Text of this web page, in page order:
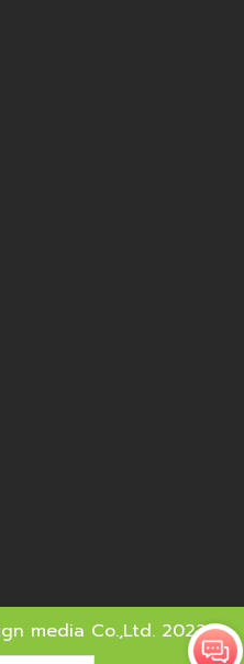
media Co.,Ltd. 2022